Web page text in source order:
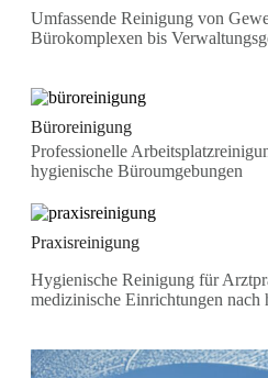
Umfassende Reinigung von
Bürokomplexen bis
Büroreinigung
Professionelle
hygienische Büroumgebungen
Praxisreinigung
Hygienische Reinigung für
medizinische Einrichtungen nach